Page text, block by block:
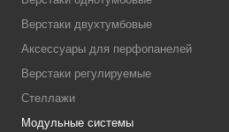
Верстаки двухтумбовые
Аксессуары для перфопанелей
Верстаки регулируемые
Стеллажи
Модульные системы